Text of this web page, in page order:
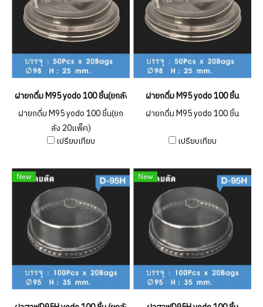
ฝายกดื่ม M95 yodo 100 ชิ้น(ยกลัง 20แพ็ค)
ฝายกดื่ม M95 yodo 100 ชิ้น(ยก
ลัง 20แพ็ค)
เปรียบเทียบ
ฝายกดื่ม M95 yodo 100 ชิ้น
ฝายกดื่ม M95 yodo 100 ชิ้น
เปรียบเทียบ
New New